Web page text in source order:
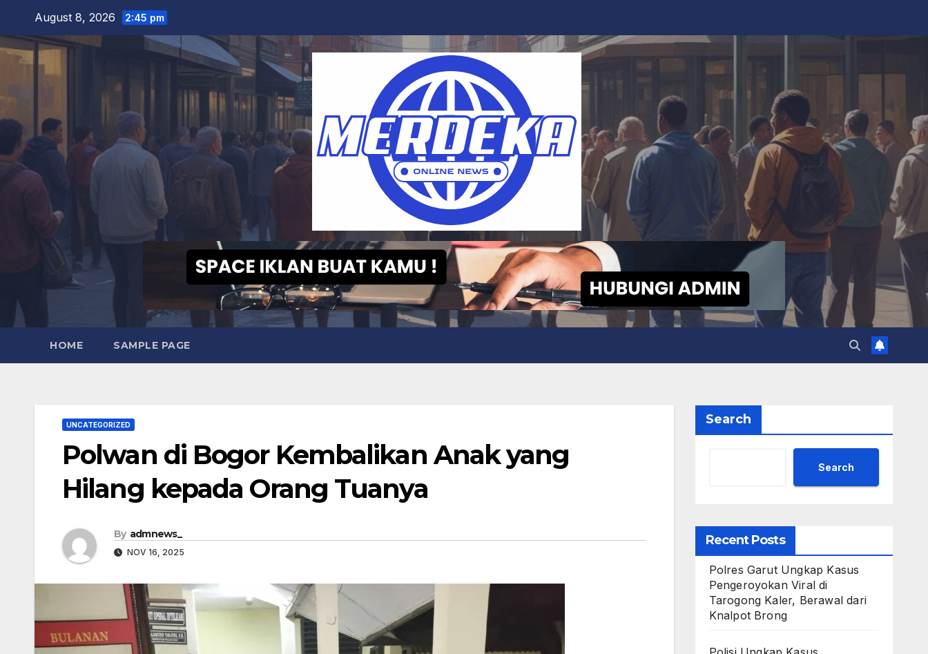
content
August 8, 2026 2:45 pm
HOME SAMPLE PAGE
UNCATEGORIZED
Polwan di Bogor Kembalikan Anak yang
Hilang kepada Orang Tuanya
By admnews_
NOV 16, 2025
Search
Search
Recent Posts
Polres Garut Ungkap Kasus
Pengeroyokan Viral di
Tarogong Kaler, Berawal dari
Knalpot Brong